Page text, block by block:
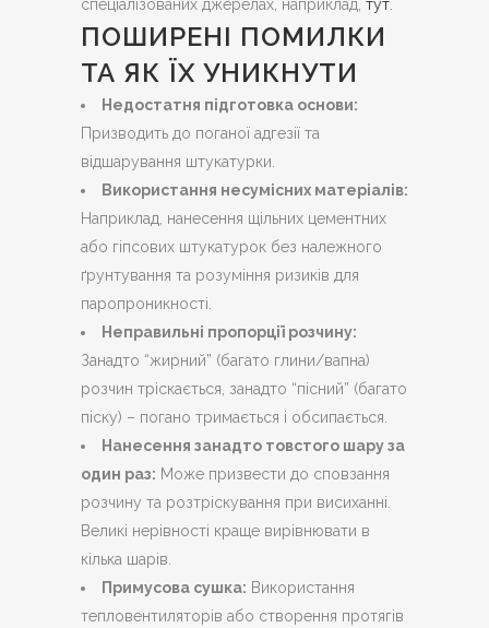
спеціалізованих джерелах, наприклад, тут
ПОШИРЕНІ ПОМИЛКИ
ТА ЯК ЇХ УНИКНУТИ
Недостатня підготовка основи:
Призводить до поганої адгезії та
відшарування штукатурки.
Використання несумісних матеріалів:
Наприклад, нанесення щільних цементних
або гіпсових штукатурок без належного
ґрунтування та розуміння ризиків для
паропроникності.
Неправильні пропорції розчину:
Занадто “жирний” (багато глини/вапна)
розчин тріскається, занадто “пісний” (багато
піску) – погано тримається і обсипається.
Нанесення занадто товстого шару за
один раз: Може призвести до сповзання
розчину та розтріскування при висиханні.
Великі нерівності краще вирівнювати в
кілька шарів.
Примусова сушка: Використання
тепловентиляторів або створення протягів